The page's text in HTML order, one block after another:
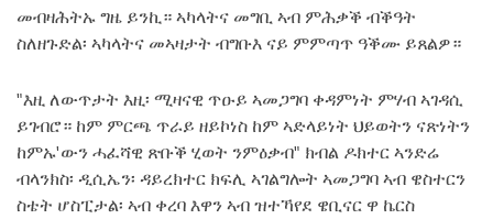
መብዛሕትኡ ግዜ ይንኪ። ኣካላትና መግቢ ኣብ ምሕቃቕ ብቕዓት
ስለዘጉድል፡ ኣካላትና መኣዛታት ብግቡእ ናይ ምምጣጥ ዓቕሙ ይጸልዎ።
"እዚ ለውጥታት እዚ፡ ሚዛናዊ ጥዑይ ኣመጋግባ ቀዳምነት ምሃብ ኣገዳሲ
ይገብሮ። ከም ምርጫ ጥራይ ዘይኮነስ ከም ኣድላይነት ህይወትን ናጽነትን
ከምኡ'ውን ሓፈሻዊ ጽቡቕ ሂወት ንምዕቃብ" ክብል ዶክተር ኣንድሬ
ብላንክስ፡ ዲሲኤን፡ ዳይረክተር ክፍሊ ኣገልግሎት ኣመጋግባ ኣብ ዌስተርን
ስቴት ሆስፒታል፡ ኣብ ቀረባ እዋን ኣብ ዝተኻየደ ዌቢናር ዋ ኬርስ